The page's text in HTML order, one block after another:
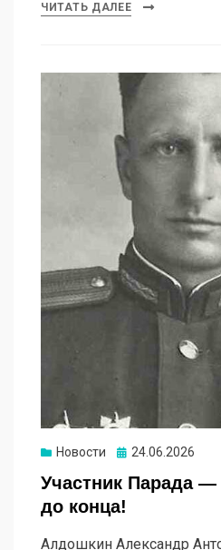
ЧИТАТЬ ДАЛЕЕ
Новости Опубликовано
24.06.2026
Участник Парада
до конца!
Алдошкин Александр